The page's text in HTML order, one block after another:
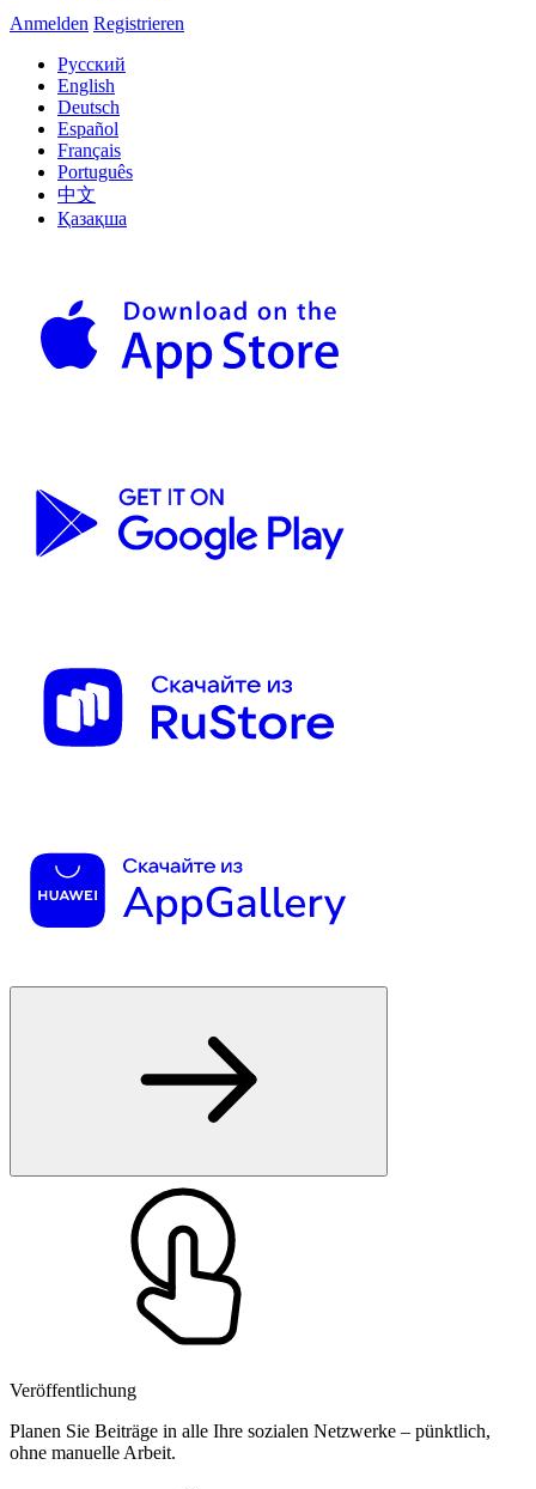
Anmelden Registrieren
Русский
English
Deutsch
Español
Français
Português
中文
Қазақша
Veröffentlichung
Planen Sie Beiträge in alle Ihre sozialen Netzwerke – pünktlich,
ohne manuelle Arbeit.